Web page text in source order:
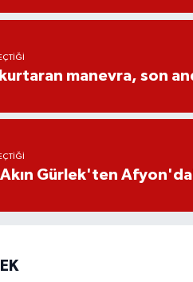
manevra, son
Akın Gürlek'ten